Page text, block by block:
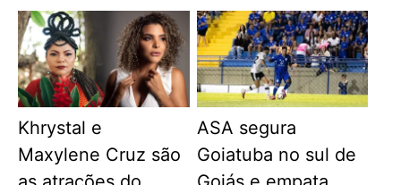
Khrystal e
Maxylene Cruz são
ASA segura
Goiatuba no sul de